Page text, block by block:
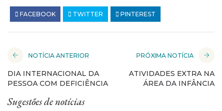
FACEBOOK TWITTER PINTEREST
NOTÍCIA ANTERIOR
DIA INTERNACIONAL DA
PESSOA COM DEFICIÊNCIA
PRÓXIMA NOTÍCIA
ATIVIDADES EXTRA NA
ÁREA DA INFÂNCIA
Sugestões de notícias